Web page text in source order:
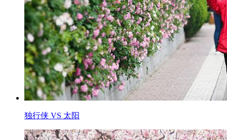
独行侠 VS 太阳